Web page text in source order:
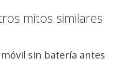
mitos similares
sin batería antes